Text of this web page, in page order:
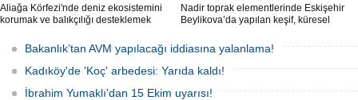
Aliağa Körfezi'nde deniz ekosistemini
korumak ve balıkçılığı desteklemek
Nadir toprak elementlerinde Eskişehir
Beylikova’da yapılan keşif, küresel
yeni bir hamle geldi.
Bakanlık’tan AVM yapılacağı iddiasına yalanlama!
Kadıköy'de 'Koç' arbedesi: Yarıda kaldı!
İbrahim Yumaklı'dan 15 Ekim uyarısı!